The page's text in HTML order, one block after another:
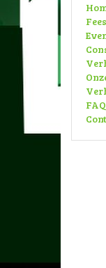
FAQ